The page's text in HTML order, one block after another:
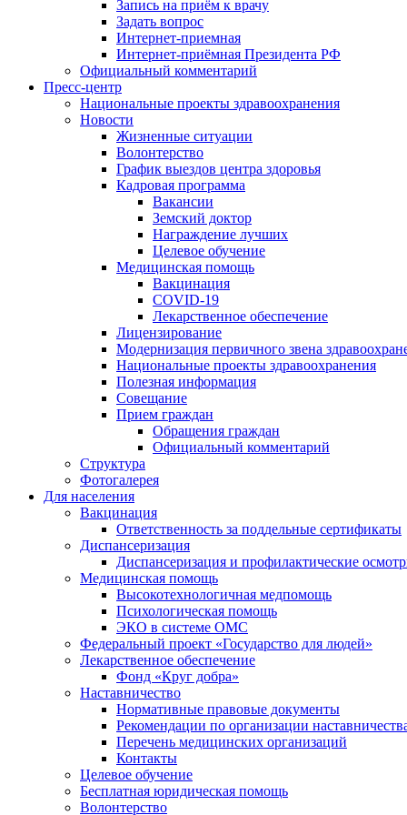
Запись на приём к врачу
Задать вопрос
Интернет-приемная
Интернет-приёмная Президента РФ
Официальный комментарий
Пресс-центр
Национальные проекты здравоохранения
Новости
Жизненные ситуации
Волонтерство
График выездов центра здоровья
Кадровая программа
Вакансии
Земский доктор
Награждение лучших
Целевое обучение
Медицинская помощь
Вакцинация
COVID-19
Лекарственное обеспечение
Лицензирование
Модернизация первичного звена
Национальные проекты здравоохранения
Полезная информация
Совещание
Прием граждан
Обращения граждан
Официальный комментарий
Структура
Фотогалерея
Для населения
Вакцинация
Ответственность за поддельные сертификаты
Диспансеризация
Диспансеризация и профилактические
Медицинская помощь
Высокотехнологичная медпомощь
Психологическая помощь
ЭКО в системе ОМС
Федеральный проект «Государство для людей»
Лекарственное обеспечение
Фонд «Круг добра»
Наставничество
Нормативные правовые документы
Рекомендации по организации
Перечень медицинских организаций
Контакты
Целевое обучение
Бесплатная юридическая помощь
Волонтерство